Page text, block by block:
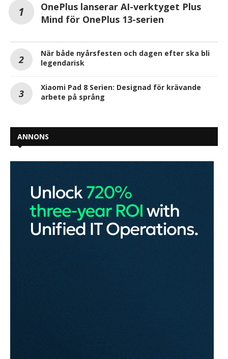
OnePlus lanserar AI-verktyget Plus
Mind för OnePlus 13-serien
När både nyårsfesten och dagen efter ska bli
legendarisk
Xiaomi Pad 8 Serien: Designad för krävande
arbete på språng
ANNONS